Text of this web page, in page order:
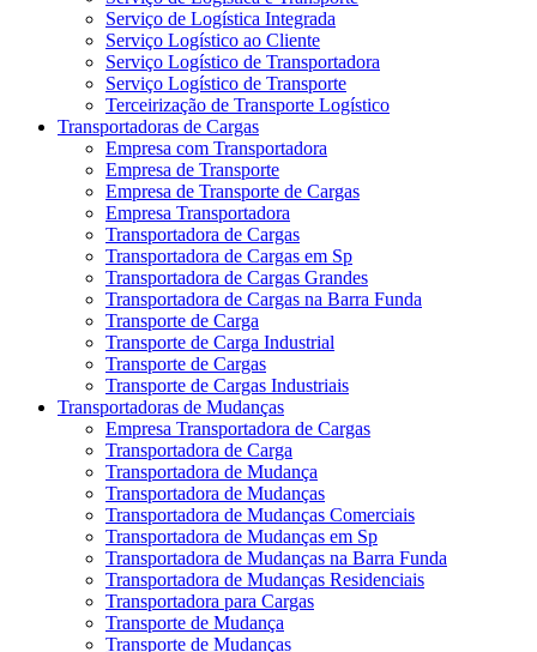
Serviço de Logística Integrada
Serviço Logístico ao Cliente
Serviço Logístico de Transportadora
Serviço Logístico de Transporte
Terceirização de Transporte Logístico
Transportadoras de Cargas
Empresa com Transportadora
Empresa de Transporte
Empresa de Transporte de Cargas
Empresa Transportadora
Transportadora de Cargas
Transportadora de Cargas em Sp
Transportadora de Cargas Grandes
Transportadora de Cargas na Barra Funda
Transporte de Carga
Transporte de Carga Industrial
Transporte de Cargas
Transporte de Cargas Industriais
Transportadoras de Mudanças
Empresa Transportadora de Cargas
Transportadora de Carga
Transportadora de Mudança
Transportadora de Mudanças
Transportadora de Mudanças Comerciais
Transportadora de Mudanças em Sp
Transportadora de Mudanças na Barra Funda
Transportadora de Mudanças Residenciais
Transportadora para Cargas
Transporte de Mudança
Transporte de Mudanças